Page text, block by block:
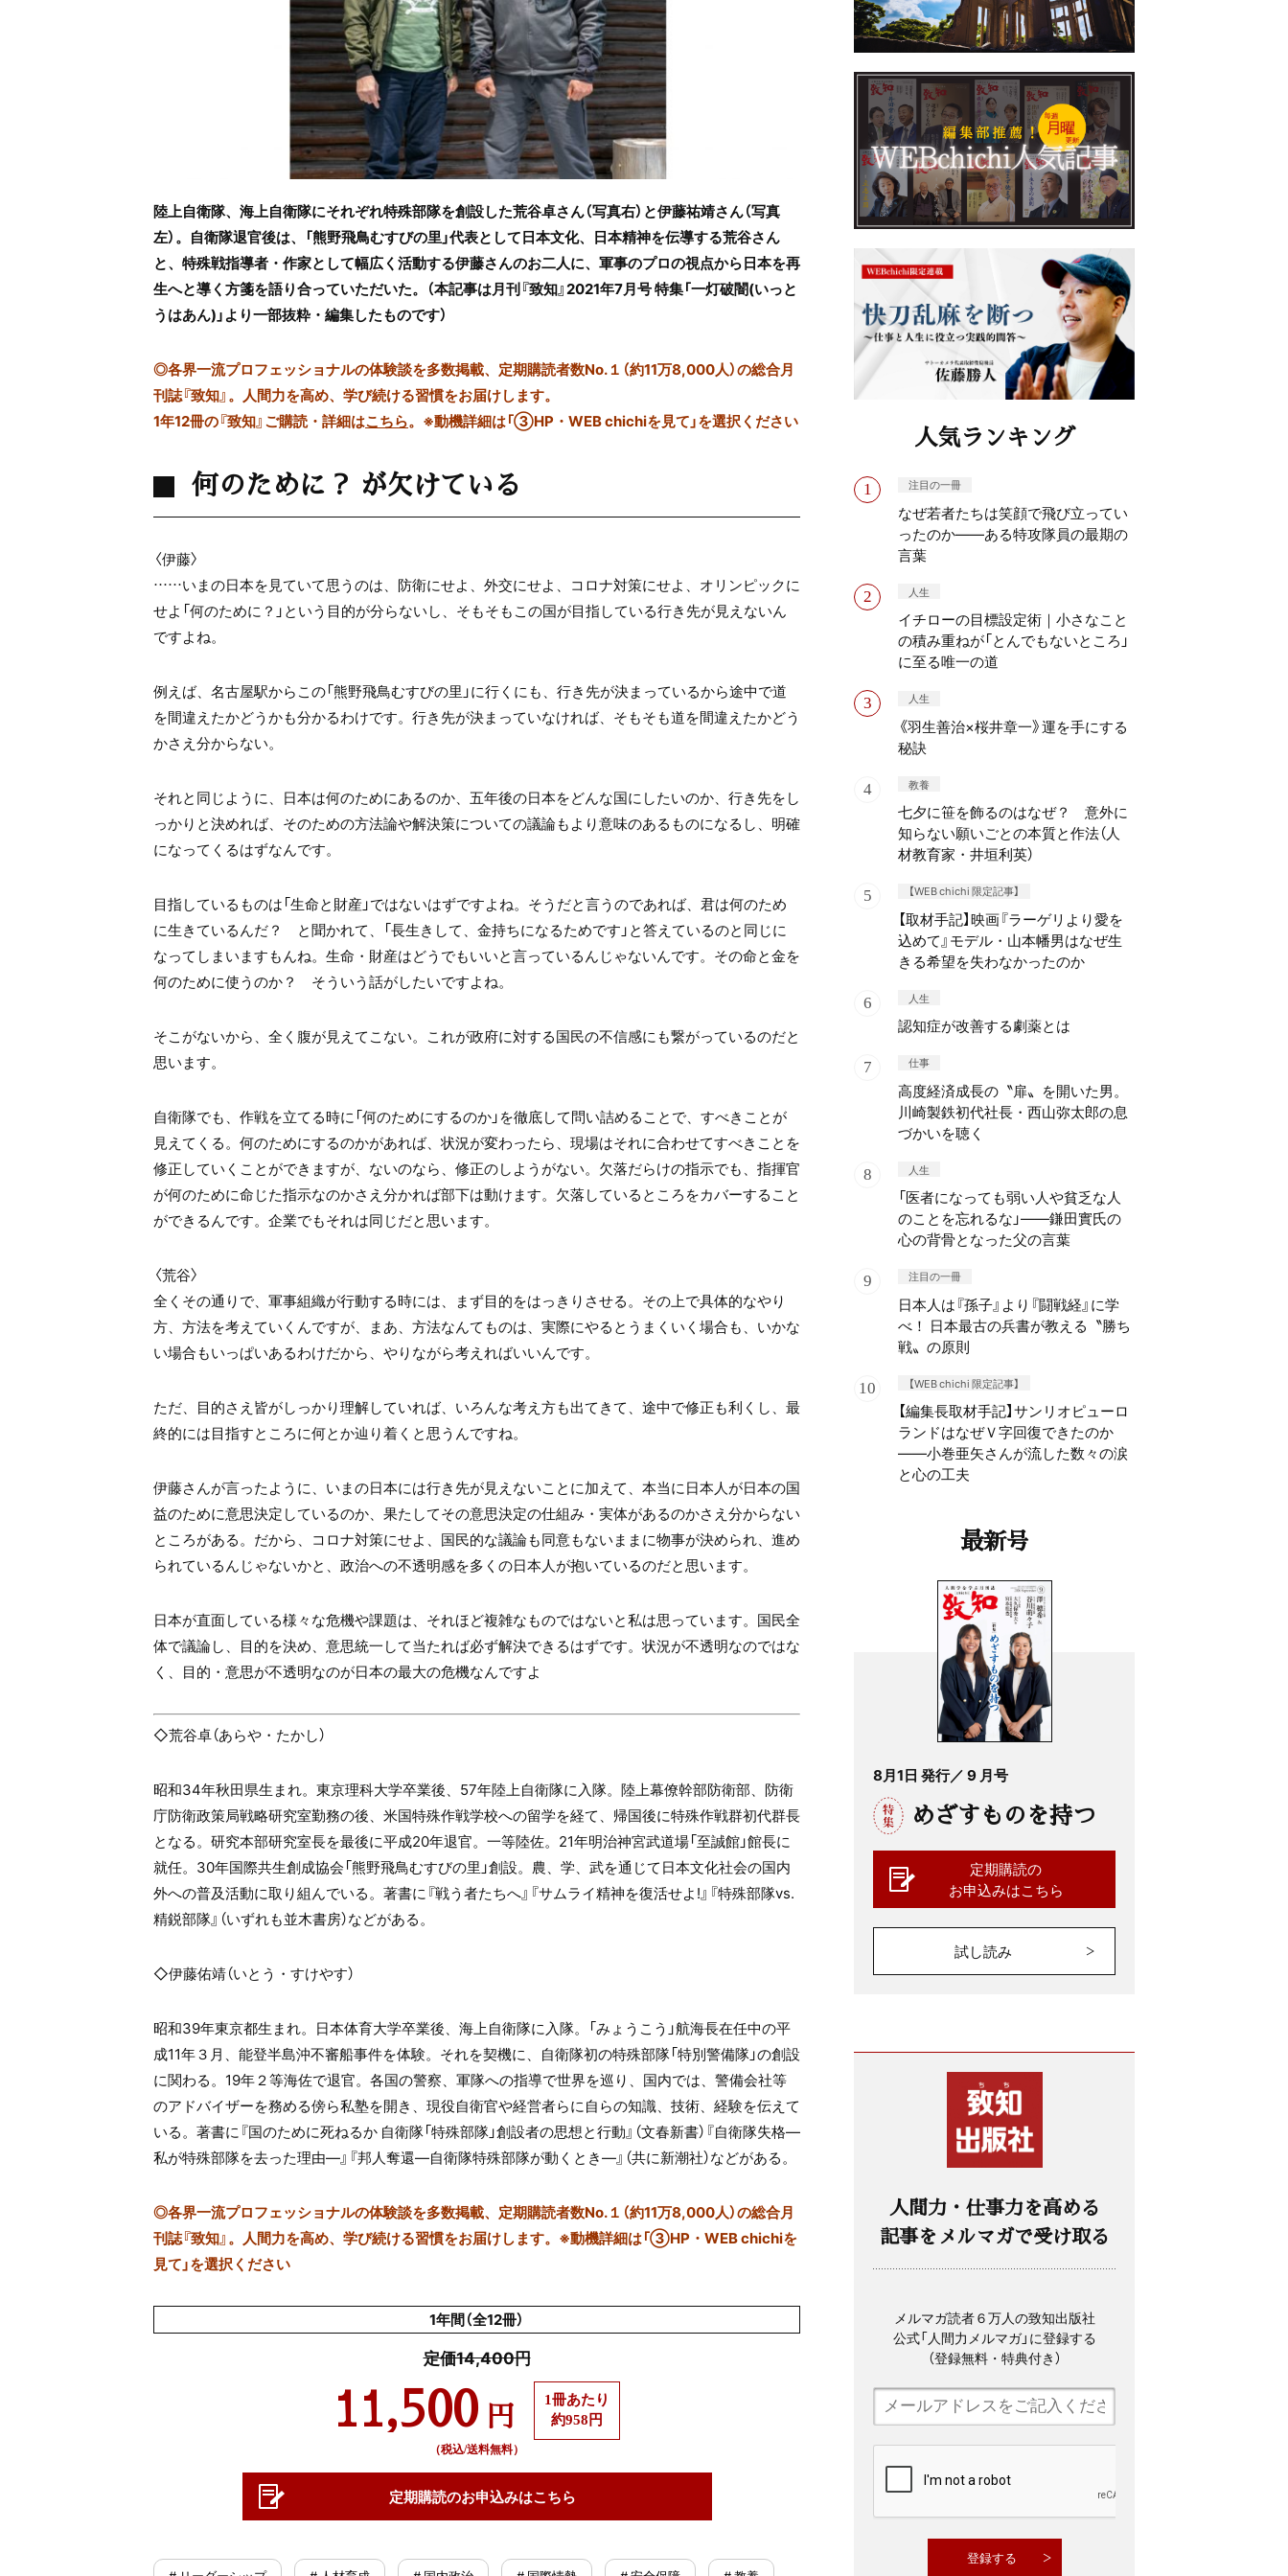
陸上自衛隊、海上自衛隊にそれぞれ特殊部隊を創設した荒谷卓さん（写真右）と伊藤祐靖さん（写真
左）。自衛隊退官後は、「熊野飛鳥むすびの里」代表として日本文化、日本精神を伝導する荒谷さん
と、特殊戦指導者・作家として幅広く活動する伊藤さんのお二人に、軍事のプロの視点から日本を再
生へと導く方箋を語り合っていただいた。 （本記事は月刊『致知』2021年7月号 特集「一灯破闇(いっと
うはあん)」より一部抜粋・編集したものです）
◎各界一流プロフェッショナルの体験談を多数掲載、定期購読者数No.１（約11万8,000人）の総合月
刊誌『致知』。人間力を高め、学び続ける習慣をお届けします。
1年12冊の『致知』ご購読・詳細はこちら。 ※動機詳細は「③HP・WEB chichiを見て」を選択ください
何のために？ が欠けている
〈伊藤〉
……いまの日本を見ていて思うのは、防衛にせよ、外交にせよ、コロナ対策にせよ、オリンピックに
せよ「何のために？」という目的が分らないし、そもそもこの国が目指している行き先が見えないん
ですよね。
例えば、名古屋駅からこの「熊野飛鳥むすびの里」に行くにも、行き先が決まっているから途中で道
を間違えたかどうかも分かるわけです。行き先が決まっていなければ、そもそも道を間違えたかどう
かさえ分からない。
それと同じように、日本は何のためにあるのか、五年後の日本をどんな国にしたいのか、行き先をし
っかりと決めれば、そのための方法論や解決策についての議論もより意味のあるものになるし、明確
になってくるはずなんです。
目指しているものは「生命と財産」ではないはずですよね。そうだと言うのであれば、君は何のため
に生きているんだ？ と聞かれて、「長生きして、金持ちになるためです」と答えているのと同じに
なってしまいますもんね。生命・財産はどうでもいいと言っているんじゃないんです。その命と金を
何のために使うのか？ そういう話がしたいですよね。
そこがないから、全く腹が見えてこない。これが政府に対する国民の不信感にも繋がっているのだと
思います。
自衛隊でも、作戦を立てる時に「何のためにするのか」を徹底して問い詰めることで、すべきことが
見えてくる。何のためにするのかがあれば、状況が変わったら、現場はそれに合わせてすべきことを
修正していくことができますが、ないのなら、修正のしようがない。欠落だらけの指示でも、指揮官
が何のために命じた指示なのかさえ分かれば部下は動けます。欠落しているところをカバーすること
ができるんです。企業でもそれは同じだと思います。
〈荒谷〉
全くその通りで、軍事組織が行動する時には、まず目的をはっきりさせる。その上で具体的なやり
方、方法を考えていくんですが、まあ、方法なんてものは、実際にやるとうまくいく場合も、いかな
い場合もいっぱいあるわけだから、やりながら考えればいいんです。
ただ、目的さえ皆がしっかり理解していれば、いろんな考え方も出てきて、途中で修正も利くし、最
終的には目指すところに何とか辿り着くと思うんですね。
伊藤さんが言ったように、いまの日本には行き先が見えないことに加えて、本当に日本人が日本の国
益のために意思決定しているのか、果たしてその意思決定の仕組み・実体があるのかさえ分からない
ところがある。だから、コロナ対策にせよ、国民的な議論も同意もないままに物事が決められ、進め
られているんじゃないかと、政治への不透明感を多くの日本人が抱いているのだと思います。
日本が直面している様々な危機や課題は、それほど複雑なものではないと私は思っています。国民全
体で議論し、目的を決め、意思統一して当たれば必ず解決できるはずです。状況が不透明なのではな
く、目的・意思が不透明なのが日本の最大の危機なんですよ
◇荒谷卓（あらや・たかし）
昭和34年秋田県生まれ。東京理科大学卒業後、 57年陸上自衛隊に入隊。陸上幕僚幹部防衛部、防衛
庁防衛政策局戦略研究室勤務の後、米国特殊作戦学校への留学を経て、帰国後に特殊作戦群初代群長
となる。研究本部研究室長を最後に平成20年退官。一等陸佐。 21年明治神宮武道場「至誠館」館長に
就任。 30年国際共生創成協会「熊野飛鳥むすびの里」創設。農、学、武を通じて日本文化社会の国内
外への普及活動に取り組んでいる。著書に『戦う者たちへ』『サムライ精神を復活せよ!』『特殊部隊vs.
精鋭部隊』（いずれも並木書房）などがある。
◇伊藤佑靖（いとう・すけやす）
昭和39年東京都生まれ。日本体育大学卒業後、海上自衛隊に入隊。「みょうこう」航海長在任中の平
成11年３月、能登半島沖不審船事件を体験。それを契機に、自衛隊初の特殊部隊「特別警備隊」の創設
に関わる。 19年２等海佐で退官。各国の警察、軍隊への指導で世界を巡り、国内では、警備会社等
のアドバイザーを務める傍ら私塾を開き、現役自衛官や経営者らに自らの知識、技術、経験を伝えて
いる。著書に『国のために死ねるか 自衛隊「特殊部隊」創設者の思想と行動』（文春新書）『自衛隊失格―
私が特殊部隊を去った理由―』『邦人奪還―自衛隊特殊部隊が動くとき―』（共に新潮社）などがある。
◎各界一流プロフェッショナルの体験談を多数掲載、定期購読者数No.１（約11万8,000人）の総合月
刊誌『致知』。人間力を高め、学び続ける習慣をお届けします。※動機詳細は「③HP・WEB chichiを
見て」を選択ください
1年間（全12冊）
定価14,400円
11,500 円
1冊あたり
約958円
（税込/送料無料）
定期購読のお申込みはこちら
人気ランキング
注目の一冊
なぜ若者たちは笑顔で飛び立ってい
ったのか——ある特攻隊員の最期の
言葉
人生
イチローの目標設定術｜小さなこと
の積み重ねが「とんでもないところ」
に至る唯一の道
人生
《羽生善治×桜井章一》運を手にする
秘訣
教養
七夕に笹を飾るのはなぜ？ 意外に
知らない願いごとの本質と作法（人
材教育家・井垣利英）
【WEB chichi 限定記事】
【取材手記】映画『ラーゲリより愛を
込めて』モデル・山本幡男はなぜ生
きる希望を失わなかったのか
人生
認知症が改善する劇薬とは
仕事
高度経済成長の〝扉〟を開いた男。
川崎製鉄初代社長・西山弥太郎の息
づかいを聴く
人生
「医者になっても弱い人や貧乏な人
のことを忘れるな」——鎌田實氏の
心の背骨となった父の言葉
注目の一冊
日本人は『孫子』より『闘戦経』に学
べ！ 日本最古の兵書が教える〝勝ち
戦〟の原則
【WEB chichi 限定記事】
【編集長取材手記】サンリオピューロ
ランドはなぜＶ字回復できたのか
——小巻亜矢さんが流した数々の涙
と心の工夫
最新号
8月1日 発行／ 9 月号
めざすものを持つ
定期購読の
お申込みはこちら
試し読み
人間力・仕事力を高める
記事をメルマガで受け取る
メルマガ読者６万人の致知出版社
公式「人間力メルマガ」に登録する
（登録無料・特典付き）